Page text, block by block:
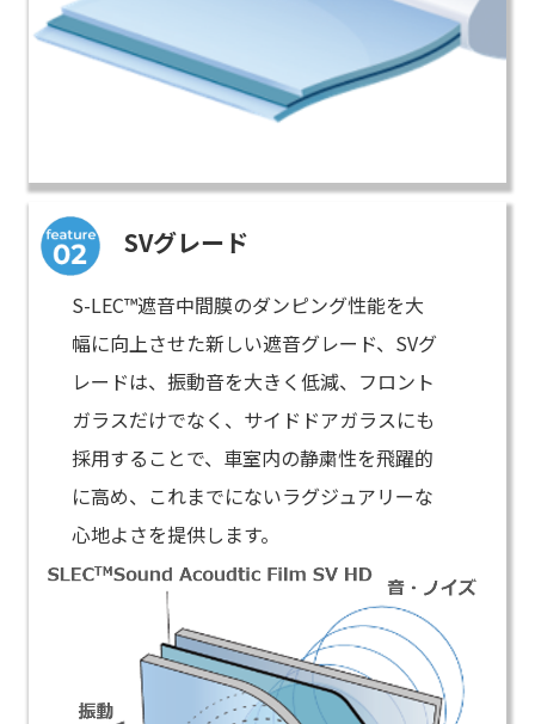
SVグレード
S-LEC™遮音中間膜のダンピング性能を大
幅に向上させた新しい遮音グレード、SVグ
レードは、振動音を大きく低減、フロント
ガラスだけでなく、サイドドアガラスにも
採用することで、車室内の静粛性を飛躍的
に高め、これまでにないラグジュアリーな
心地よさを提供します。